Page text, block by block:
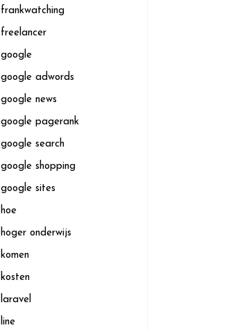
frankwatching
freelancer
google
google adwords
google news
google pagerank
google search
google shopping
google sites
hoe
hoger onderwijs
komen
kosten
laravel
line